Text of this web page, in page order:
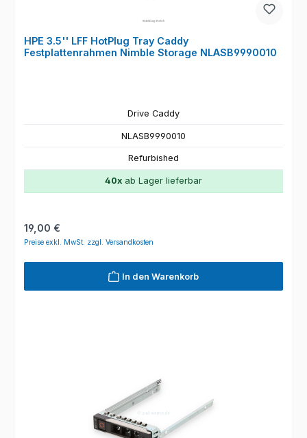
HPE 3.5'' LFF HotPlug Tray Caddy
Festplattenrahmen Nimble Storage NLASB9990010
Drive Caddy
NLASB9990010
Refurbished
40x ab Lager lieferbar
Regulärer Preis:
19,00 €
Preise exkl. MwSt. zzgl. Versandkosten
In den Warenkorb